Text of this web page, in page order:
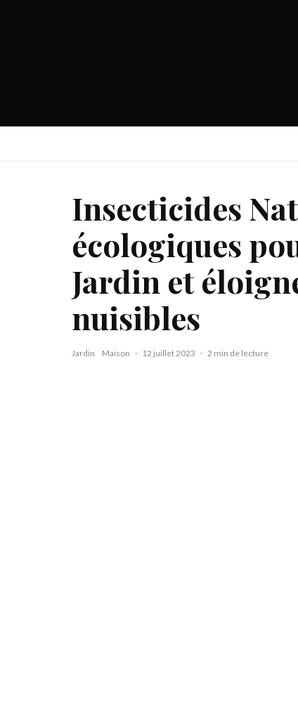
Insecticides
écologiques
Jardin et
nuisibles
Jardin Maison · 12 juillet 2023 · 2 min de lecture